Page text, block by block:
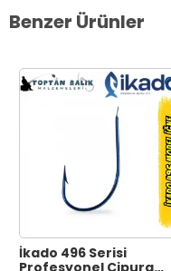
Benzer Ürünler
İkado 496 Serisi